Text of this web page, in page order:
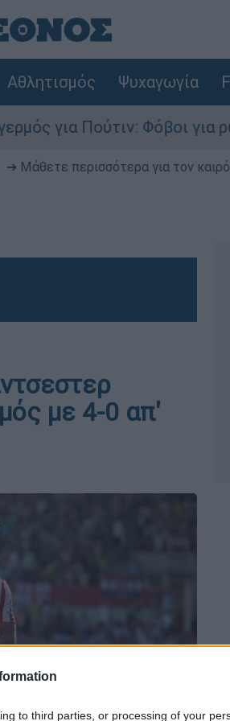
to third parties, or processing of your
Αθλητισμός Ψυχαγωγία
Πούτιν: Φόβοι για ρωσικό
➔ Μάθετε περισσότερα για τον
με 4-0 απ'